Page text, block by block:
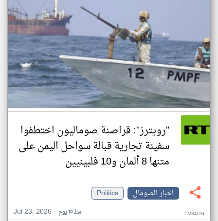
"رويترز": قراصنة صوماليون اختطفوا
سفينة تجارية قبالة سواحل اليمن على
متنها 8 ألمان و10 فلبينيين
اخبار الصومال
Politics
Jul 23, 2026
منذ ١٥ يوم LM34UG